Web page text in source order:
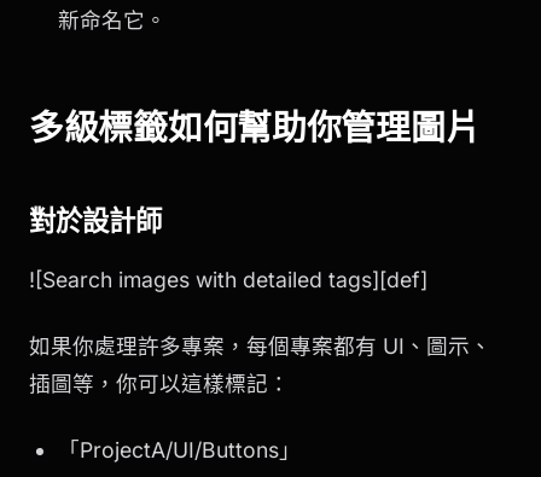
新命名它。
多級標籤如何幫助你管理圖片
對於設計師
![Search images with detailed tags][def]
如果你處理許多專案，每個專案都有 UI、圖示、
插圖等，你可以這樣標記：
「ProjectA/UI/Buttons」